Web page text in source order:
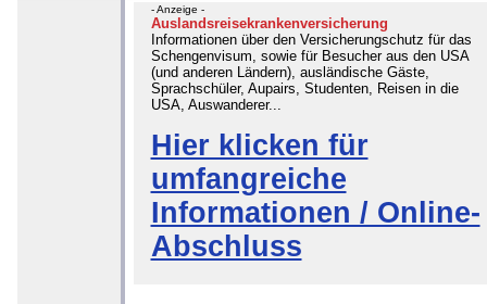
- Anzeige -
Auslandsreisekrankenversicherung
Informationen über den Versicherungschutz für das
Schengenvisum, sowie für Besucher aus den USA
(und anderen Ländern), ausländische Gäste,
Sprachschüler, Aupairs, Studenten, Reisen in die
USA, Auswanderer...
Hier klicken für
umfangreiche
Informationen / Online-
Abschluss